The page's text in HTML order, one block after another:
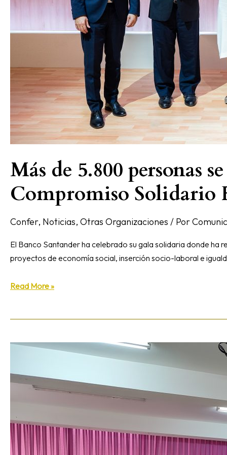
Más de 5.800 personas
Compromiso Solidario
Confer, Noticias, Otras Organizaciones / Por
El Banco Santander ha celebrado su gala solidaria donde
proyectos de economía social, inserción socio-laboral e
Read More »
La
de
Todos:
hogar
donde
acoger,